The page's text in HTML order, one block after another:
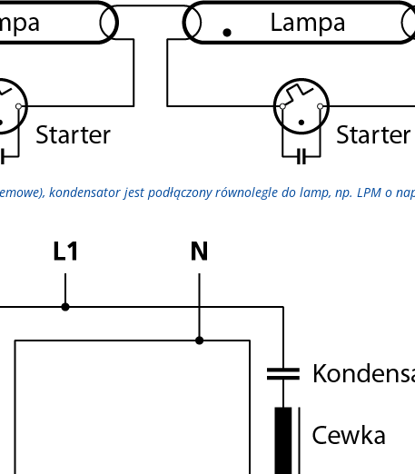
kondensator jest podłączony równolegle do lamp, np. LPM o